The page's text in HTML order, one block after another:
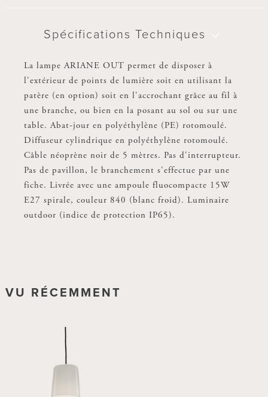
Spécifications Techniques
La lampe ARIANE OUT permet de disposer à
l'extérieur de points de lumière soit en utilisant la
patère (en option) soit en l'accrochant grâce au fil à
une branche, ou bien en la posant au sol ou sur une
table. Abat-jour en polyéthylène (PE) rotomoulé.
Diffuseur cylindrique en polyéthylène rotomoulé.
Câble néoprène noir de 5 mètres. Pas d'interrupteur.
Pas de pavillon, le branchement s'effectue par une
fiche. Livrée avec une ampoule fluocompacte 15W
E27 spirale, couleur 840 (blanc froid). Luminaire
outdoor (indice de protection IP65).
VU RÉCEMMENT